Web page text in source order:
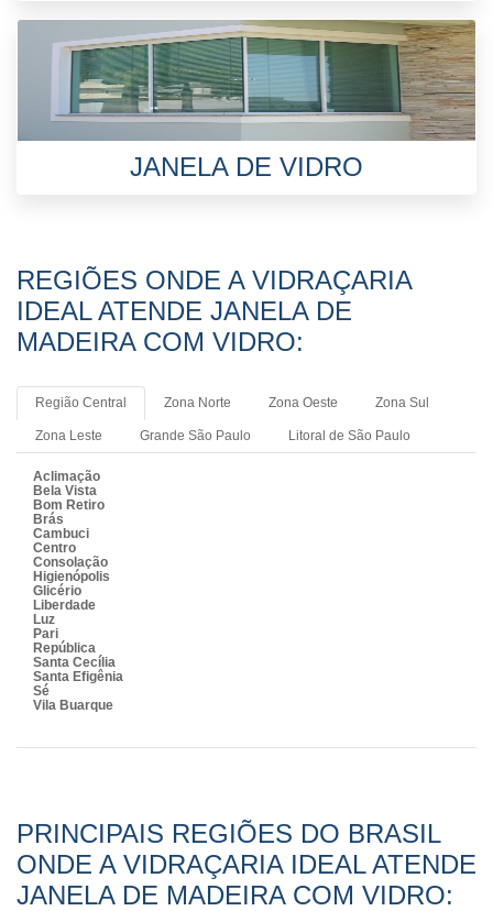
JANELA DE VIDRO
REGIÕES ONDE A VIDRAÇARIA
IDEAL ATENDE JANELA DE
MADEIRA COM VIDRO:
Região Central Zona Norte Zona Oeste Zona Sul
Zona Leste Grande São Paulo Litoral de São Paulo
Aclimação
Bela Vista
Bom Retiro
Brás
Cambuci
Centro
Consolação
Higienópolis
Glicério
Liberdade
Luz
Pari
República
Santa Cecília
Santa Efigênia
Sé
Vila Buarque
PRINCIPAIS REGIÕES DO BRASIL
ONDE A VIDRAÇARIA IDEAL ATENDE
JANELA DE MADEIRA COM VIDRO: